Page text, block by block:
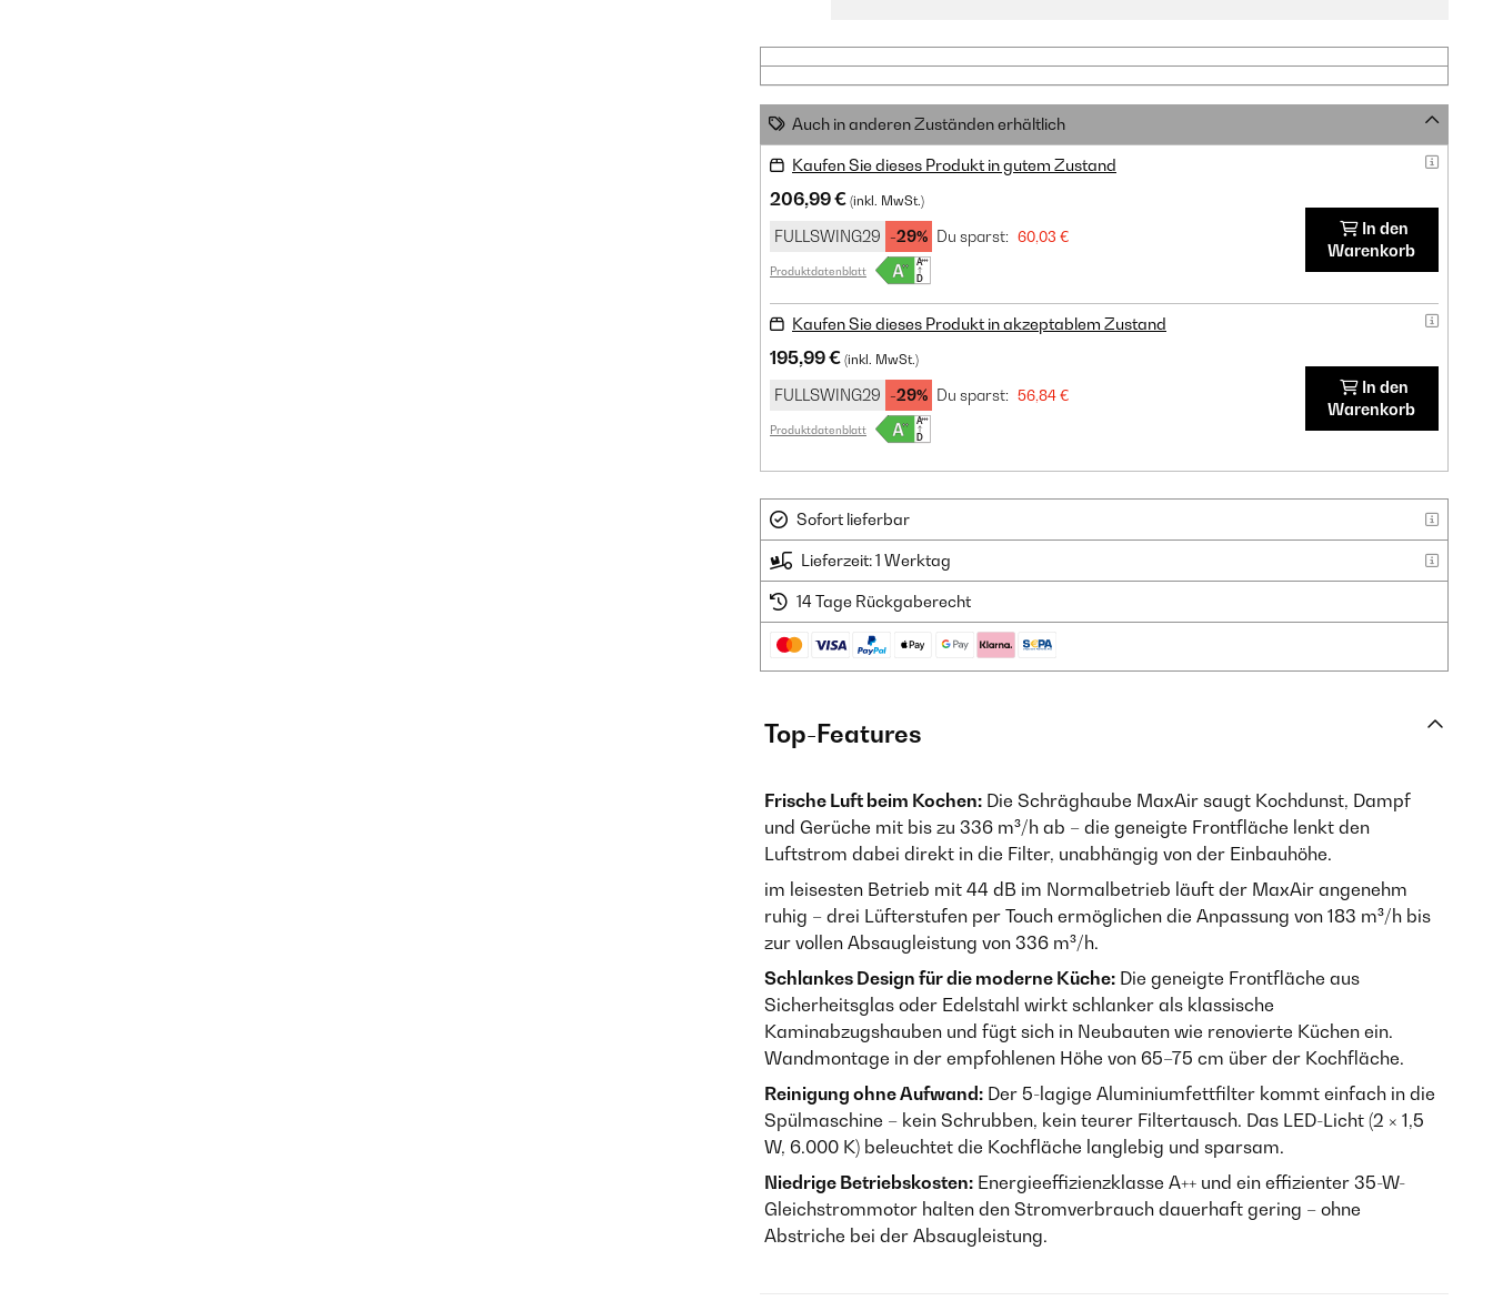
Auch in anderen Zuständen erhältlich
Kaufen Sie dieses Produkt in gutem Zustand
206,99 € (inkl. MwSt.)
FULLSWING29 -29% Du sparst: 60,03 €
Produktdatenblatt
In den
Warenkorb
Kaufen Sie dieses Produkt in akzeptablem Zustand
195,99 € (inkl. MwSt.)
FULLSWING29 -29% Du sparst: 56,84 €
Produktdatenblatt
In den
Warenkorb
Sofort lieferbar
Lieferzeit: 1 Werktag
14 Tage Rückgaberecht
Top-Features
Frische Luft beim Kochen: Die Schräghaube MaxAir saugt Kochdunst, Dampf
und Gerüche mit bis zu 336 m³/h ab – die geneigte Frontfläche lenkt den
Luftstrom dabei direkt in die Filter, unabhängig von der Einbauhöhe.
im leisesten Betrieb mit 44 dB im Normalbetrieb läuft der MaxAir angenehm
ruhig – drei Lüfterstufen per Touch ermöglichen die Anpassung von 183 m³/h bis
zur vollen Absaugleistung von 336 m³/h.
Schlankes Design für die moderne Küche: Die geneigte Frontfläche aus
Sicherheitsglas oder Edelstahl wirkt schlanker als klassische
Kaminabzugshauben und fügt sich in Neubauten wie renovierte Küchen ein.
Wandmontage in der empfohlenen Höhe von 65–75 cm über der Kochfläche.
Reinigung ohne Aufwand: Der 5-lagige Aluminiumfettfilter kommt einfach in die
Spülmaschine – kein Schrubben, kein teurer Filtertausch. Das LED-Licht (2 × 1,5
W, 6.000 K) beleuchtet die Kochfläche langlebig und sparsam.
Niedrige Betriebskosten: Energieeffizienzklasse A++ und ein effizienter 35-W-
Gleichstrommotor halten den Stromverbrauch dauerhaft gering – ohne
Abstriche bei der Absaugleistung.